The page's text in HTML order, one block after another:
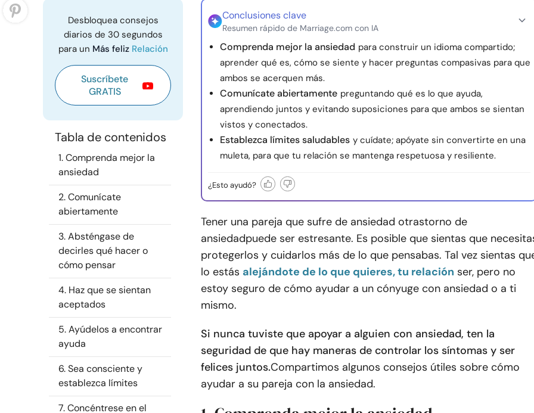
Desbloquea consejos
diarios de 30 segundos
para un Más feliz Relación
Suscríbete
GRATIS
Tabla de contenidos
1. Comprenda mejor la
ansiedad
2. Comunícate
abiertamente
3. Absténgase de
decirles qué hacer o
cómo pensar
4. Haz que se sientan
aceptados
5. Ayúdelos a encontrar
ayuda
6. Sea consciente y
establezca límites
7. Concéntrese en el
Conclusiones clave
Resumen rápido de Marriage.com con IA
Comprenda mejor la ansiedad para construir un idioma compartido;
aprender qué es, cómo se siente y hacer preguntas compasivas para que
ambos se acerquen más.
Comunícate abiertamente preguntando qué es lo que ayuda,
aprendiendo juntos y evitando suposiciones para que ambos se sientan
vistos y conectados.
Establezca límites saludables y cuídate; apóyate sin convertirte en una
muleta, para que tu relación se mantenga respetuosa y resiliente.
¿Esto ayudó?
Tener una pareja que sufre de ansiedad otrastorno de
ansiedadpuede ser estresante. Es posible que sientas que
protegerlos y cuidarlos más de lo que pensabas. Tal vez sientas
lo estás alejándote de lo que quieres, tu relación ser, pero no
estoy seguro de cómo ayudar a un cónyuge con ansiedad o a ti
mismo.
Si nunca tuviste que apoyar a alguien con ansiedad, ten la
seguridad de que hay maneras de controlar los síntomas y ser
felices juntos.Compartimos algunos consejos útiles sobre cómo
ayudar a su pareja con la ansiedad.